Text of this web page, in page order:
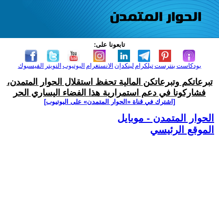
تابعونا على:
الفيسبوك التويتر اليوتيوب الانستغرام لينكدإن تيلكرامبنترست بودكاست
تبرعاتكم وتبرعاتكن المالية تحفظ استقلال الحوار المتمدن،
فشاركونا في دعم استمرارية هذا الفضاء اليساري الحر
[اشترك في قناة ‫«الحوار المتمدن» على اليوتيوب]
الحوار المتمدن - موبايل
الموقع الرئيسي